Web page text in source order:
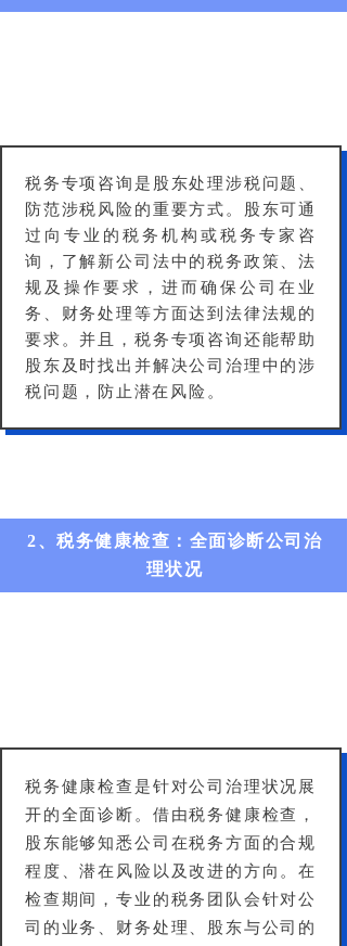
税务专项咨询是股东处理涉税问题、
防范涉税风险的重要方式。股东可通
过向专业的税务机构或税务专家咨
询，了解新公司法中的税务政策、法
规及操作要求，进而确保公司在业
务、财务处理等方面达到法律法规的
要求。并且，税务专项咨询还能帮助
股东及时找出并解决公司治理中的涉
税问题，防止潜在风险。
2、税务健康检查：全面诊断公司治
理状况
税务健康检查是针对公司治理状况展
开的全面诊断。借由税务健康检查，
股东能够知悉公司在税务方面的合规
程度、潜在风险以及改进的方向。在
检查期间，专业的税务团队会针对公
司的业务、财务处理、股东与公司的